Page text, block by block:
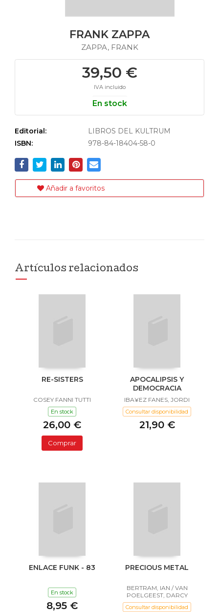
FRANK ZAPPA
ZAPPA, FRANK
39,50 €
IVA incluido
En stock
Editorial:
LIBROS DEL KULTRUM
ISBN:
978-84-18404-58-0
Añadir a favoritos
Artículos relacionados
RE-SISTERS
COSEY FANNI TUTTI
En stock
26,00 €
Comprar
APOCALIPSIS Y
DEMOCRACIA
IBA¥EZ FANES, JORDI
Consultar disponibilidad
21,90 €
ENLACE FUNK - 83
En stock
8,95 €
PRECIOUS METAL
BERTRAM, IAN / VAN
POELGEEST, DARCY
Consultar disponibilidad